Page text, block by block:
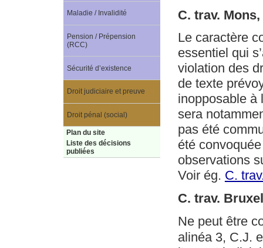
C. trav.
Le caractère
essentiel qui
violation des
de texte
inopposable à
sera
pas été
été
observations
Voir ég. C.
C. trav.
Ne peut être
alinéa 3, C.J.
Maladie / Invalidité
Pension / Prépension
(RCC)
Sécurité d’existence
Droit judiciaire et preuve
Droit pénal (social)
Plan du site
Liste des décisions
publiées